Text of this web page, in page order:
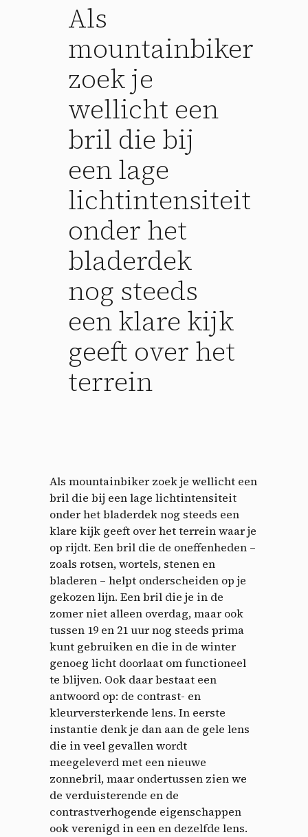
Als
mountainbiker
zoek je
wellicht een
bril die bij
een lage
lichtintensiteit
onder het
bladerdek
nog steeds
een klare kijk
geeft over het
terrein
Als mountainbiker zoek je wellicht een
bril die bij een lage lichtintensiteit
onder het bladerdek nog steeds een
klare kijk geeft over het terrein waar je
op rijdt. Een bril die de oneffenheden –
zoals rotsen, wortels, stenen en
bladeren – helpt onderscheiden op je
gekozen lijn. Een bril die je in de
zomer niet alleen overdag, maar ook
tussen 19 en 21 uur nog steeds prima
kunt gebruiken en die in de winter
genoeg licht doorlaat om functioneel
te blijven. Ook daar bestaat een
antwoord op: de contrast- en
kleurversterkende lens. In eerste
instantie denk je dan aan de gele lens
die in veel gevallen wordt
meegeleverd met een nieuwe
zonnebril, maar ondertussen zien we
de verduisterende en de
contrastverhogende eigenschappen
ook verenigd in een en dezelfde lens.